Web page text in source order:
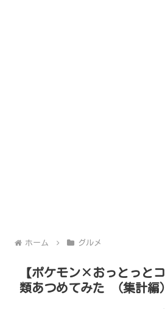
ホーム グルメ
【ポケモン×おっとっと
類あつめてみた （集計編）